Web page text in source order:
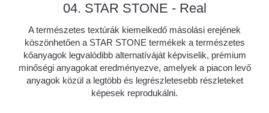
04. STAR STONE - Real
A természetes textúrák kiemelkedő másolási erejének
köszönhetően a STAR STONE termékek a természetes
kőanyagok legvalódibb alternatíváját képviselik, prémium
minőségi anyagokat eredményezve, amelyek a piacon levő
anyagok közül a legtöbb és legrészletesebb részleteket
képesek reprodukálni.